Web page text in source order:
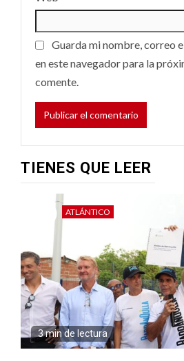
Guarda mi nombre, correo
en este navegador para la
comente.
TIENES QUE LEER
ATLÁNTICO
3 min de lectura